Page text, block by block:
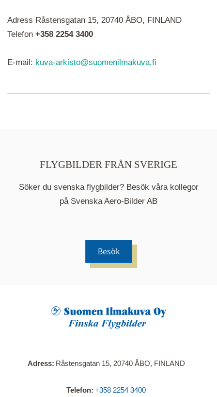
ikoner är det en serie i varje. Utplacerade bilder
syns som nålar istället.
När du klickar på en serie så öppnas en ny flik.
Här visas en karta över bilder med kända
Adress Råstensgatan 15, 20740 ÅBO, FINLAND
Telefon +358 2254 3400
E-mail: kuva-arkisto@suomenilmakuva.fi
FLYGBILDER FRÅN SVERIGE
Söker du svenska flygbilder? Besök våra kollegor
på Svenska Aero-Bilder AB
Besök
Adress Råstensgatan 15, 20740 ÅBO, FINLAND
Telefon +358 2254 3400